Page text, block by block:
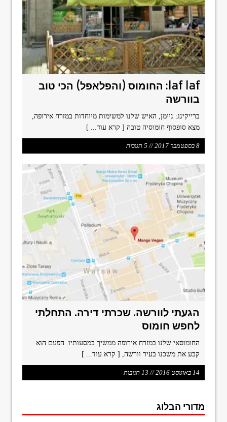
format_underlined הוסף קו תחתון לקישורים
font_download סמן קישורים
ל
א
פ
ס
א
ת
ה
א
פ
ש
ר
י
ו
cached
laf laf: החומוס (והפלאפל) הכי טוב
בוורשה
ברייקינג: ניימן, האיש שלנו למשימות מיוחדות במזרח אירופה,
מצא סופסוף חומוסיה טובה [ קרא עוד... ]
8 בספטמבר 2017 // 5 תגובות
הגעתי לוורשה. שכרתי דירה. התחלתי
לחפש חומוס
החומוסאי שלנו במזרח אירופה ממשיך במסעותיו. הפעם הוא
קבע את משכנו בעיר וורשה,
[ קרא עוד... ]
14 באוגוסט 2016 // 13 תגובות
מדורי הבלוג